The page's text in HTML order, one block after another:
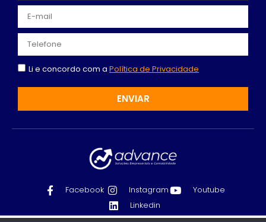
Li e concordo com a Política de Privacidade
ENVIAR
Facebook Instagram
Youtube
Linkedin